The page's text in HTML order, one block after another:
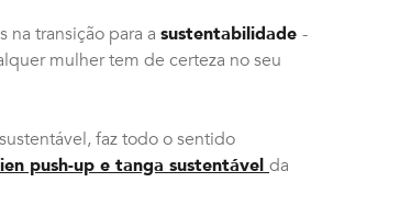
na transição para a sustentabilidade -
mulher tem de certeza no seu
faz todo o sentido
push-up e tanga sustentável da